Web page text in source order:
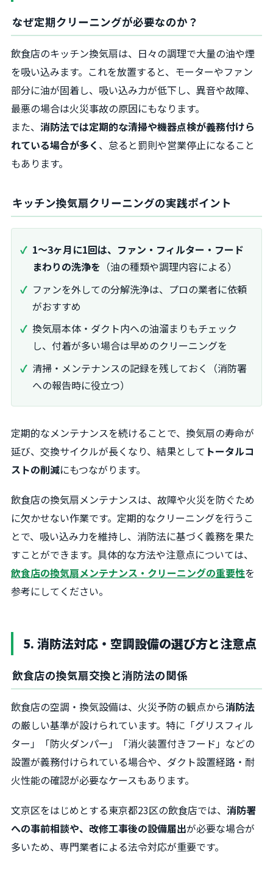
なぜ定期クリーニングが必要なのか？
飲食店のキッチン換気扇は、日々の調理で大量の油や煙
を吸い込みます。これを放置すると、モーターやファン
部分に油が固着し、吸い込み力が低下し、異音や故障、
最悪の場合は火災事故の原因にもなります。
また、 消防法では定期的な清掃や機器点検が義務付けら
れている場合が多く 、怠ると罰則や営業停止になること
もあります。
キッチン換気扇クリーニングの実践ポイント
1～3ヶ月に1回は、ファン・フィルター・フード
まわりの洗浄を （油の種類や調理内容による）
ファンを外しての分解洗浄は、プロの業者に依頼
がおすすめ
換気扇本体・ダクト内への油溜まりもチェック
し、付着が多い場合は早めのクリーニングを
清掃・メンテナンスの記録を残しておく（消防署
への報告時に役立つ）
定期的なメンテナンスを続けることで、換気扇の寿命が
延び、交換サイクルが長くなり、結果として トータルコ
ストの削減にもつながります。
飲食店の換気扇メンテナンスは、故障や火災を防ぐため
に欠かせない作業です。定期的なクリーニングを行うこ
とで、吸い込み力を維持し、消防法に基づく義務を果た
すことができます。具体的な方法や注意点については、
飲食店の換気扇メンテナンス・クリーニングの重要性を
参考にしてください。
5. 消防法対応・空調設備の選び方と注意点
飲食店の換気扇交換と消防法の関係
飲食店の空調・換気設備は、火災予防の観点から消防法
の厳しい基準が設けられています。特に「グリスフィル
ター」「防火ダンパー」「消火装置付きフード」などの
設置が義務付けられている場合や、ダクト設置経路・耐
火性能の確認が必要なケースもあります。
文京区をはじめとする東京都23区の飲食店では、 消防署
への事前相談や、改修工事後の設備届出が必要な場合が
多いため、専門業者による法令対応が重要です。